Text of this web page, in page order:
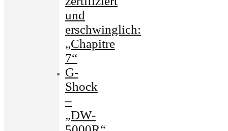
und
erschwinglich:
„Chapitre
7“
G-
Shock
–
„DW-